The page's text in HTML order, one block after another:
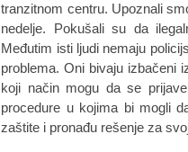
tranzitnom centru. Upoznali
nedelje. Pokušali su da
Međutim isti ljudi nemaju
problema. Oni bivaju izbačeni
koji način mogu da se
procedure u kojima bi mogli
zaštite i pronađu rešenje za